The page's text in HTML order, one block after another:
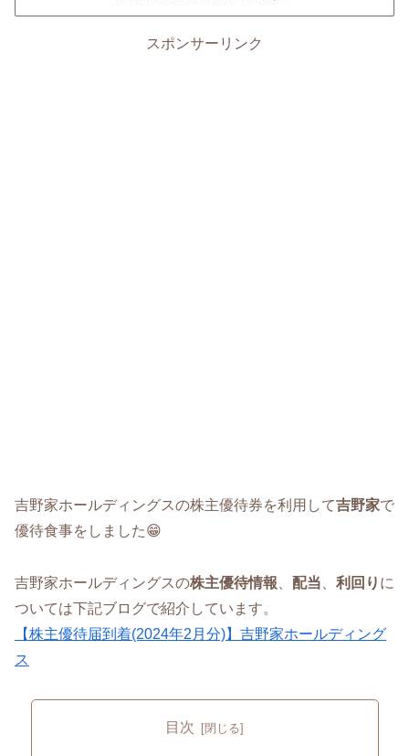
スポンサーリンク
吉野家ホールディングスの株主優待券を利用して吉野家で
優待食事をしました😁
吉野家ホールディングスの株主優待情報 配当 利回り に
ついては下記ブログで紹介しています。
【株主優待届到着(2024年2月分)】吉野家ホールディング
ス
目次